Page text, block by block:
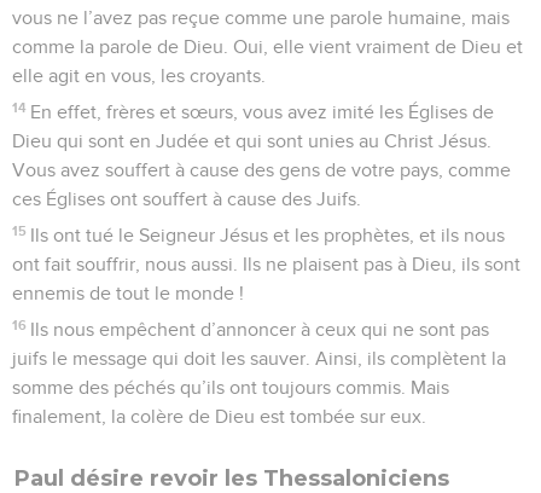
vous ne l’avez pas reçue comme une parole humaine, mais
comme la parole de Dieu. Oui, elle vient vraiment de Dieu et
elle agit en vous, les croyants.
14 En effet, frères et sœurs, vous avez imité les Églises de
Dieu qui sont en Judée et qui sont unies au Christ Jésus.
Vous avez souffert à cause des gens de votre pays, comme
ces Églises ont souffert à cause des Juifs.
15 Ils ont tué le Seigneur Jésus et les prophètes, et ils nous
ont fait souffrir, nous aussi. Ils ne plaisent pas à Dieu, ils sont
ennemis de tout le monde !
16 Ils nous empêchent d’annoncer à ceux qui ne sont pas
juifs le message qui doit les sauver. Ainsi, ils complètent la
somme des péchés qu’ils ont toujours commis. Mais
finalement, la colère de Dieu est tombée sur eux.
Paul désire revoir les Thessaloniciens